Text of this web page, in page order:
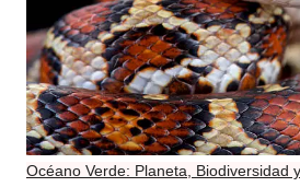
Océano Verde: Planeta, Biodiversidad